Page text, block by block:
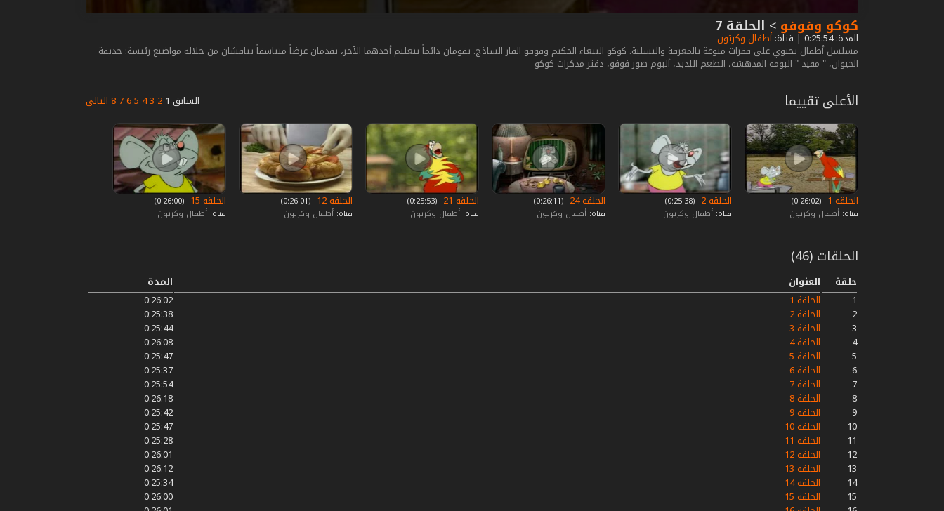
كوكو وفوفو > الحلقة 7
المدة: 0:25:54 | قناة: أطفال وكرتون
مسلسل أطفال يحتوي على فقرات منوعة بالمعرفة والتسلية. كوكو الببغاء الحكيم وفوفو الفار الساذج. يقومان دائماً بتعليم أحدهما الآخر، يقدمان عرضاً متناسقاً يناقشان من خلاله مواضيع رئيسة: حديقة
الحيوان، " مفيد " البومة المدهشة، الطعم اللذيذ، ألبوم صور فوفو، دفتر مذكرات كوكو
السابق 1
2
3
4
5
6
7
8 التالي الأعلى تقييما
الحلقة 1
‏ (0:26:02)
قناة: أطفال وكرتون
الحلقة 2
‏ (0:25:38)
قناة: أطفال وكرتون
الحلقة 24
‏ (0:26:11)
قناة: أطفال وكرتون
الحلقة 21
‏ (0:25:53)
قناة: أطفال وكرتون
الحلقة 12
‏ (0:26:01)
قناة: أطفال وكرتون
الحلقة 15
‏ (0:26:00)
قناة: أطفال وكرتون
الحلقات (46)
حلقة العنوان
المدة
1
الحلقة 1
0:26:02
2
الحلقة 2
0:25:38
3
الحلقة 3
0:25:44
4
الحلقة 4
0:26:08
5
الحلقة 5
0:25:47
6
الحلقة 6
0:25:37
7
الحلقة 7
0:25:54
8
الحلقة 8
0:26:18
9
الحلقة 9
0:25:42
10
الحلقة 10
0:25:47
11
الحلقة 11
0:25:28
12
الحلقة 12
0:26:01
13
الحلقة 13
0:26:12
14
الحلقة 14
0:25:34
15
الحلقة 15
0:26:00